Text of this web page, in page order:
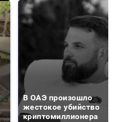
В ОАЭ произошло
жестокое убийство
криптомиллионера